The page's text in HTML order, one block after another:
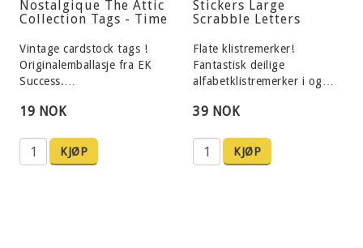
Nostalgique The Attic
Collection Tags - Time
Vintage cardstock tags !
Originalemballasje fra EK
Success.…
19 NOK
KJØP
Stickers Large
Scrabble Letters
Flate klistremerker!
Fantastisk deilige
alfabetklistremerker i og…
39 NOK
KJØP